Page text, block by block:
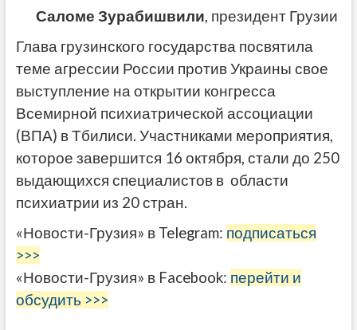
Саломе Зурабишвили, президент Грузии
Глава грузинского государства посвятила
теме агрессии России против Украины свое
выступление на открытии конгресса
Всемирной психиатрической ассоциации
(ВПА) в Тбилиси. Участниками мероприятия,
которое завершится 16 октября, стали до 250
выдающихся специалистов в области
психиатрии из 20 стран.
«Новости-Грузия» в Telegram: подписаться
>>>
«Новости-Грузия» в Facebook: перейти и
обсудить >>>